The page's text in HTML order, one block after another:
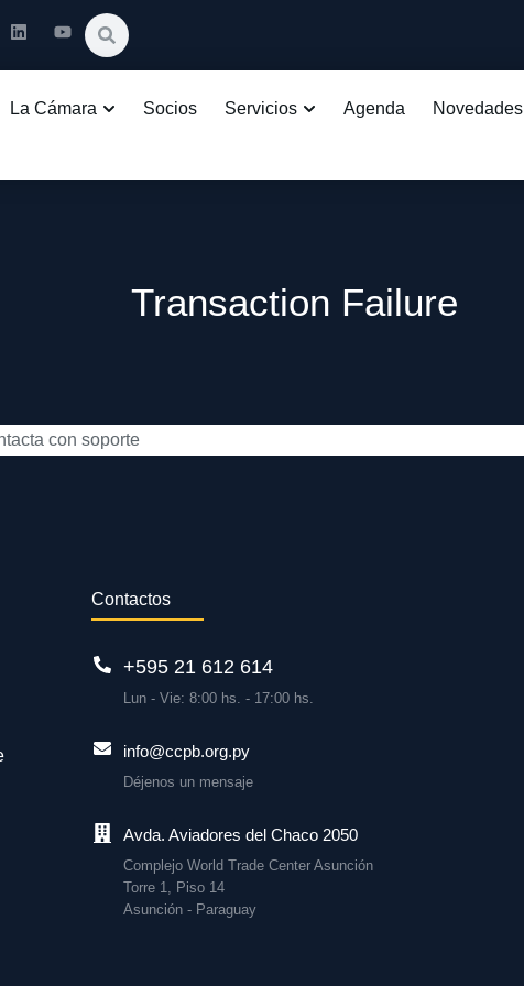
La Cámara Socios Servicios Agenda Novedades
Transaction Failure
con soporte
Contactos
+595 21 612 614
Lun - Vie: 8:00 hs. - 17:00 hs.
info@ccpb.org.py
Déjenos un mensaje
Avda. Aviadores del Chaco 2050
Complejo World Trade Center Asunción
Torre 1, Piso 14
Asunción - Paraguay